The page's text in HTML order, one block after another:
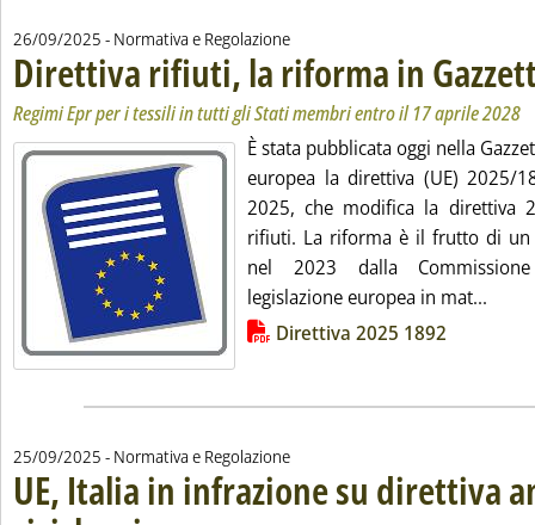
26/09/2025 - Normativa e Regolazione
Direttiva rifiuti, la riforma in
Regimi Epr per i tessili in tutti gli Stati membri entro il 17 aprile 2028
È stata pubblicata oggi nella
europea la direttiva (UE) 2025/
2025, che modifica la direttiva
rifiuti. La riforma è il frutto di un
nel 2023 dalla
legislazione europea in mat...
Lista allegati PDF alla notiziaDirettiva 2025 1892
25/09/2025 - Normativa e Regolazione
UE, Italia in infrazione su direttiva